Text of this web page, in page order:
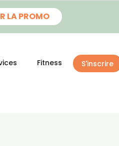
LA PROMO
Fitness S'inscrire